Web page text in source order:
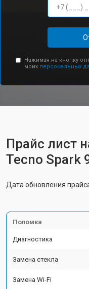
Нажимая на кнопку
моих персональных
Прайс лист
Tecno Spark
Дата обновления
Поломка
Диагностика
Замена стекла
Замена Wi-Fi